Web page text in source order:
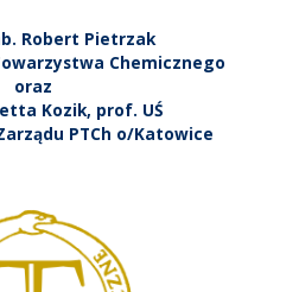
Robert Pietrzak
Chemicznego
oraz
Kozik, prof. UŚ
PTCh o/Katowice